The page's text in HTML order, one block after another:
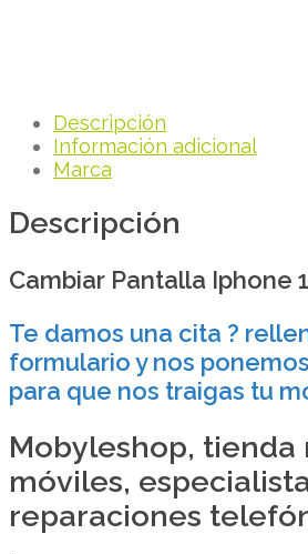
Descripción
Información adicional
Marca
Descripción
Cambiar Pantalla Iphone
Te damos una cita ?
formulario y nos
para que nos traigas tu
Mobyleshop, tienda
móviles,
reparaciones